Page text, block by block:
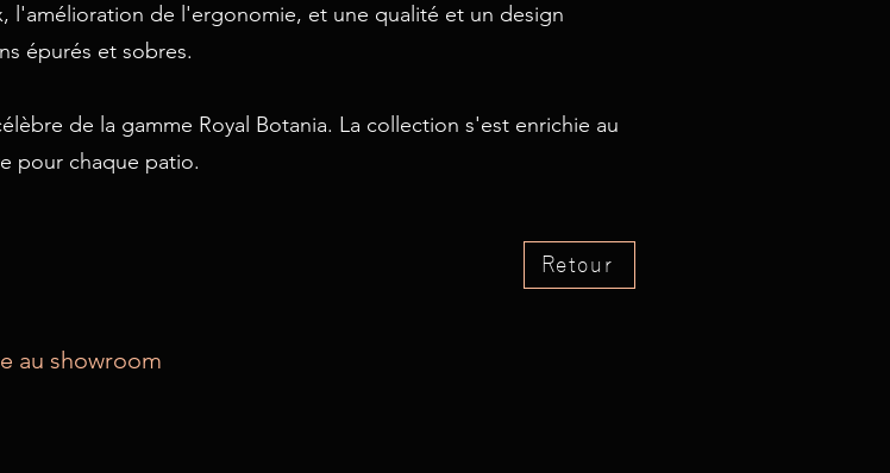
l'amélioration de l'ergonomie, et une qualité et un design
épurés et sobres.
de la gamme Royal Botania. La collection s'est enrichie au
pour chaque patio.
Retour
au showroom